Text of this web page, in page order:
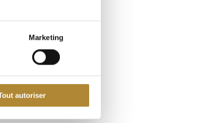
Marketing
autoriser